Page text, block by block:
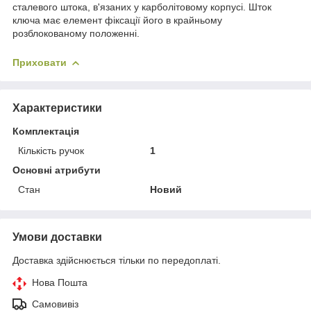
сталевого штока, в'язаних у карболітовому корпусі. Шток
ключа має елемент фіксації його в крайньому
розблокованому положенні.
Приховати
Характеристики
Комплектація
Кількість ручок
1
Основні атрибути
Стан
Новий
Умови доставки
Доставка здійснюється тільки по передоплаті.
Нова Пошта
Самовивіз